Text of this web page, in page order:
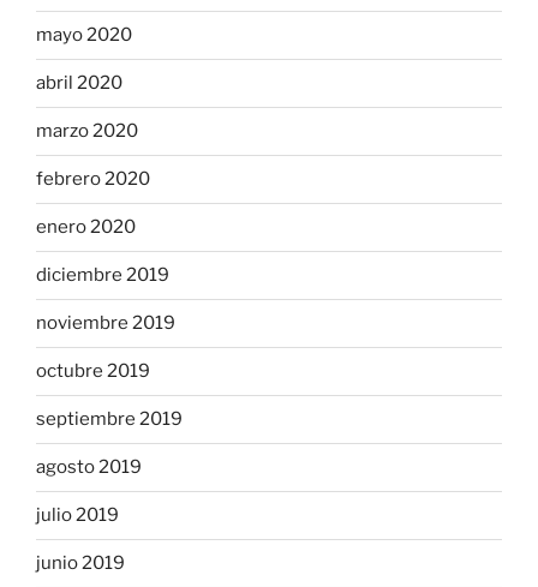
mayo 2020
abril 2020
marzo 2020
febrero 2020
enero 2020
diciembre 2019
noviembre 2019
octubre 2019
septiembre 2019
agosto 2019
julio 2019
junio 2019